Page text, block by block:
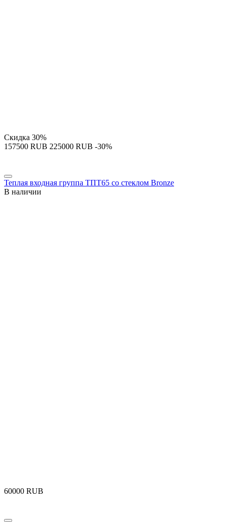
Скидка 30%
‍157500‍ RUB ‍225000‍ RUB -30%
Теплая входная группа ТПТ65 со стеклом Bronze
В наличии
‍60000‍ RUB